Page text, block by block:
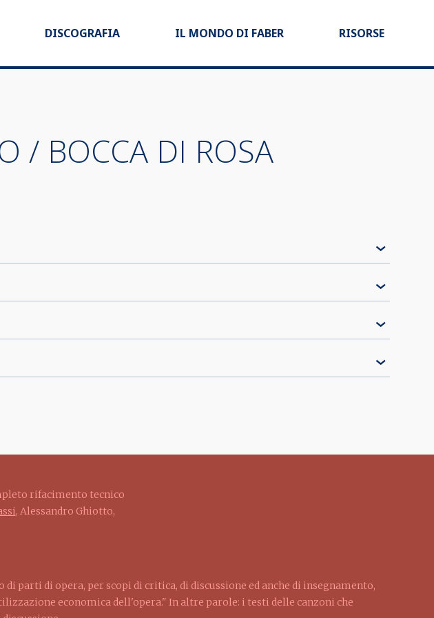
DISCOGRAFIA IL MONDO DI FABER RISORSE
/ BOCCA DI ROSA
rifacimento tecnico
, Alessandro Ghiotto,
parti di opera, per scopi di critica, di discussione ed anche di insegnamento,
economica dell'opera." In altre parole: i testi delle canzoni che